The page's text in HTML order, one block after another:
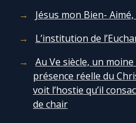
Jésus mon Bien-
L’institution de
Au Ve siècle, un
présence réelle du
voit l’hostie qu’il
de chair